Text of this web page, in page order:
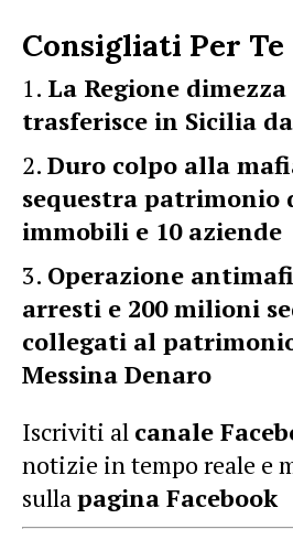
Consigliati Per Te
La Regione
trasferisce in Sicilia
Duro colpo alla
sequestra patrimonio
immobili e 10 aziende
Operazione
arresti e 200 milioni
collegati al
Messina Denaro
Iscriviti al canale
notizie in tempo reale e
sullapagina Facebook